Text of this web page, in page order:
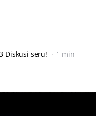
3 Diskusi seru! 1 min